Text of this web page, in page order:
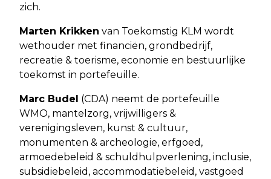
zich.
Marten Krikken van Toekomstig KLM wordt
wethouder met financiën, grondbedrijf,
recreatie & toerisme, economie en bestuurlijke
toekomst in portefeuille.
Marc Budel (CDA) neemt de portefeuille
WMO, mantelzorg, vrijwilligers &
verenigingsleven, kunst & cultuur,
monumenten & archeologie, erfgoed,
armoedebeleid & schuldhulpverlening, inclusie,
subsidiebeleid, accommodatiebeleid, vastgoed